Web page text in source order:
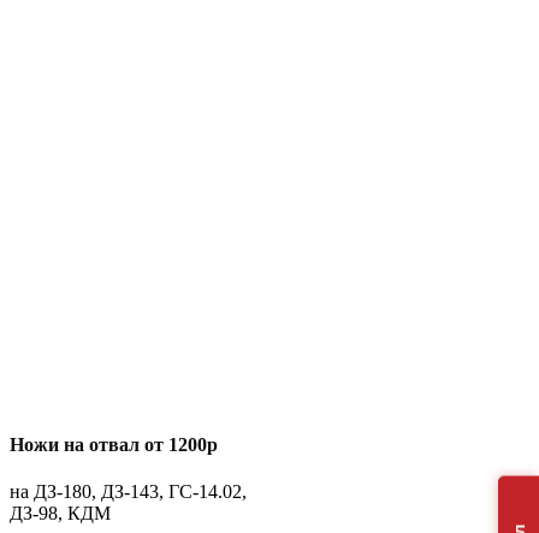
Ножи на отвал от 1200р
на ДЗ-180, ДЗ-143, ГС-14.02,
ДЗ-98, КДМ